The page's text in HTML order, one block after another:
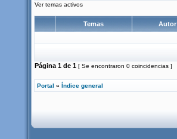
Ver temas activos
Temas Autor
Página 1 de 1 [ Se encontraron 0 coincidencias ]
Portal » Índice general